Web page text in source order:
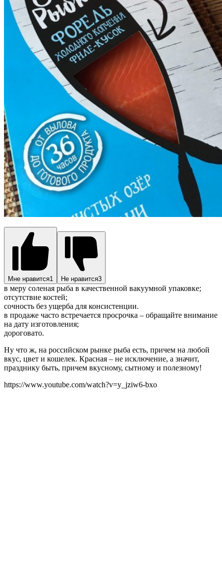
Мне нравится1 Не нравится3
в меру соленая рыба в качественной вакуумной упаковке;
отсутствие костей;
сочность без ущерба для консистенции.
в продаже часто встречается просрочка – обращайте внимание
на дату изготовления;
дороговато.
Ну что ж, на российском рынке рыба есть, причем на любой
вкус, цвет и кошелек. Красная – не исключение, а значит,
празднику быть, причем вкусному, сытному и полезному!
https://www.youtube.com/watch?v=y_jziw6-bxo